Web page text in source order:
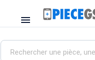
menu